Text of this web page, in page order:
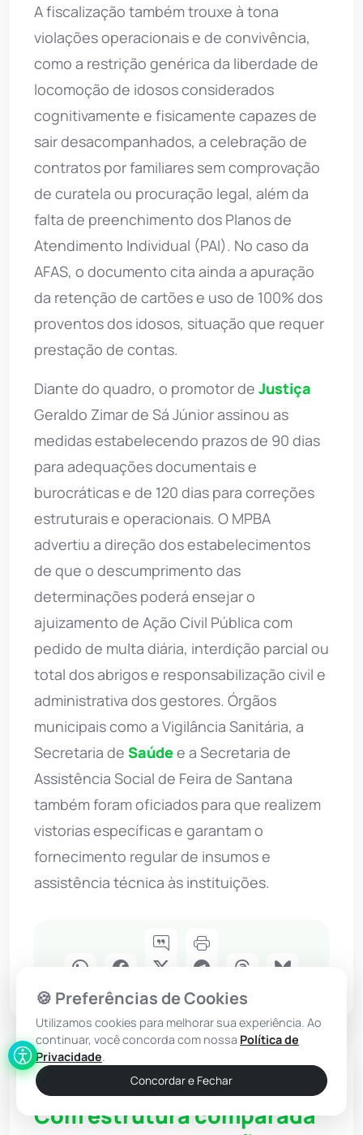
A fiscalização também trouxe à tona
violações operacionais e de convivência,
como a restrição genérica da liberdade de
locomoção de idosos considerados
cognitivamente e fisicamente capazes de
sair desacompanhados, a celebração de
contratos por familiares sem comprovação
de curatela ou procuração legal, além da
falta de preenchimento dos Planos de
Atendimento Individual (PAI). No caso da
AFAS, o documento cita ainda a apuração
da retenção de cartões e uso de 100% dos
proventos dos idosos, situação que requer
prestação de contas.
Diante do quadro, o promotor de Justiça
Geraldo Zimar de Sá Júnior assinou as
medidas estabelecendo prazos de 90 dias
para adequações documentais e
burocráticas e de 120 dias para correções
estruturais e operacionais. O MPBA
advertiu a direção dos estabelecimentos
de que o descumprimento das
determinações poderá ensejar o
ajuizamento de Ação Civil Pública com
pedido de multa diária, interdição parcial ou
total dos abrigos e responsabilização civil e
administrativa dos gestores. Órgãos
municipais como a Vigilância Sanitária, a
Secretaria de Saúdee a Secretaria de
Assistência Social de Feira de Santana
também foram oficiados para que realizem
vistorias específicas e garantam o
fornecimento regular de insumos e
assistência técnica às instituições.
Com estrutura comparada
🍪 Preferências de Cookies
Utilizamos cookies para melhorar sua experiência. Ao
continuar, você concorda com nossa Política de
Privacidade.
Concordar e Fechar